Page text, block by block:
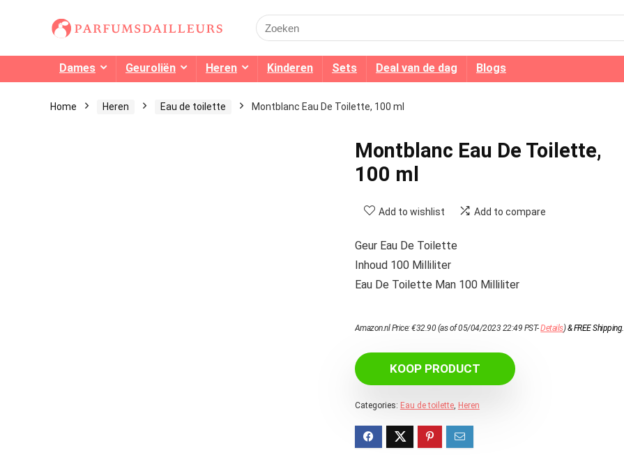
Search
for:
Dames Geuroliën Heren Kinderen Sets Deal van de dag Blogs
Home Heren Eau de toilette Montblanc Eau De Toilette, 100 ml
Montblanc Eau De Toilette,
100 ml
Add to wishlist Add to compare
Geur Eau De Toilette
Inhoud 100 Milliliter
Eau De Toilette Man 100 Milliliter
Amazon.nl Price:€32.90(as of 05/04/2023 22:49 PST-Details)&FREE Shipping.
KOOP PRODUCT
Categories: Eau de toilette, Heren